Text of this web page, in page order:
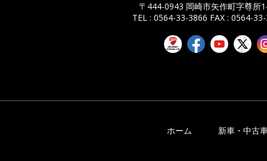
〒444-0943 岡崎市矢作町字尊所
TEL : 0564-33-3866 FAX : 0564-
ホーム 新車・中古